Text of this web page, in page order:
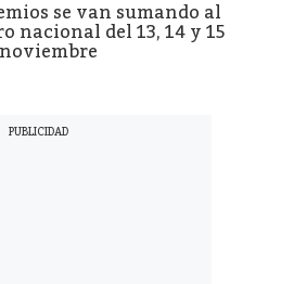
se van sumando al
nacional del 13, 14 y 15